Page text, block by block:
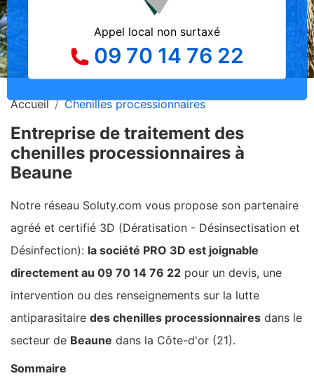
Appel local non surtaxé
09 70 14 76 22
Accueil Chenilles processionnaires
Entreprise de traitement des
chenilles processionnaires à
Beaune
Notre réseau Soluty.com vous propose son partenaire
agréé et certifié 3D (Dératisation - Désinsectisation et
Désinfection): la société PRO 3D est joignable
directement au 09 70 14 76 22 pour un devis, une
intervention ou des renseignements sur la lutte
antiparasitaire des chenilles processionnaires dans le
secteur de Beaune dans la Côte-d'or (21).
Sommaire